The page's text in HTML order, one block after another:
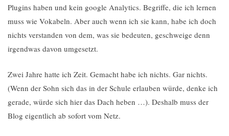
Plugins haben und kein google Analytics. Begriffe, die ich lernen
muss wie Vokabeln. Aber auch wenn ich sie kann, habe ich doch
nichts verstanden von dem, was sie bedeuten, geschweige denn
irgendwas davon umgesetzt.
Zwei Jahre hatte ich Zeit. Gemacht habe ich nichts. Gar nichts.
(Wenn der Sohn sich das in der Schule erlauben würde, denke ich
gerade, würde sich hier das Dach heben …). Deshalb muss der
Blog eigentlich ab sofort vom Netz.